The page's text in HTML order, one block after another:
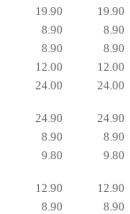
19.90
19.90
8.90
8.90
8.90
8.90
12.00
12.00
24.00 24.00
24.90
24.90
8.90
8.90
9.80 9.80
12.90
12.90
8.90
8.90